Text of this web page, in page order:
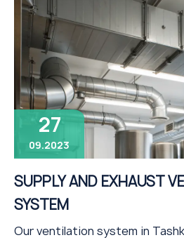
27
09.2023
SUPPLY AND EXHAUST
SYSTEM
Our ventilation system in